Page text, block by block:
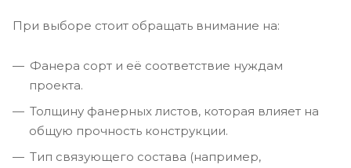
При выборе стоит обращать внимание на:
Фанера сорт и её соответствие нуждам
проекта.
Толщину фанерных листов, которая влияет на
общую прочность конструкции.
Тип связующего состава (например,